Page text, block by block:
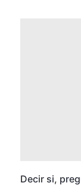
Decir si,